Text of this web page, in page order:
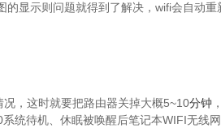
的显示则问题就得到了解决，wifi会自动重
，这时就要把路由器关掉大概5~10分钟
统待机、休眠被唤醒后笔记本WIFI无线